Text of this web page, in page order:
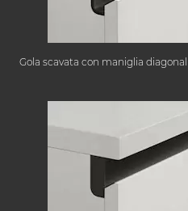
Gola scavata con maniglia diagonal